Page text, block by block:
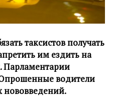
таксистов получать
им ездить на
Парламентарии
водители
нововведений.